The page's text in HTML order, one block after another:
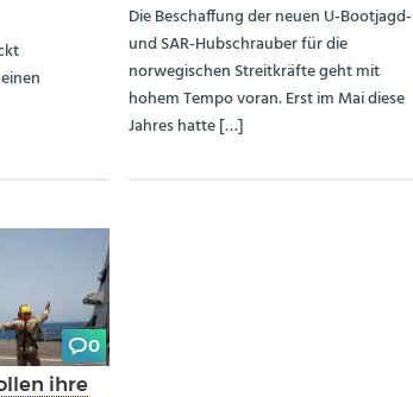
Die Beschaffung der neuen U-Bootjagd-
und SAR-Hubschrauber für die
norwegischen Streitkräfte geht mit
hohem Tempo voran. Erst im Mai diese
Jahres hatte […]
0
ihre